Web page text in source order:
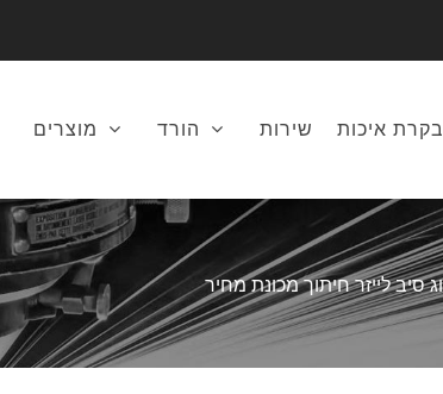
מוצרים הורד שירות בקרת איכות